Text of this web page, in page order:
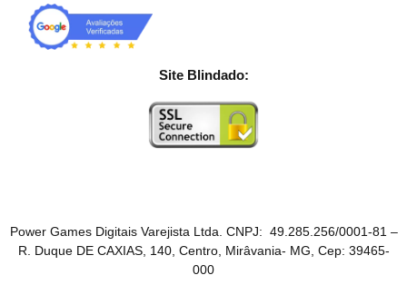
Site Blindado:
Power Games Digitais Varejista Ltda. CNPJ: 49.285.256/0001-81 –
R. Duque DE CAXIAS, 140, Centro, Mirâvania- MG, Cep: 39465-
000